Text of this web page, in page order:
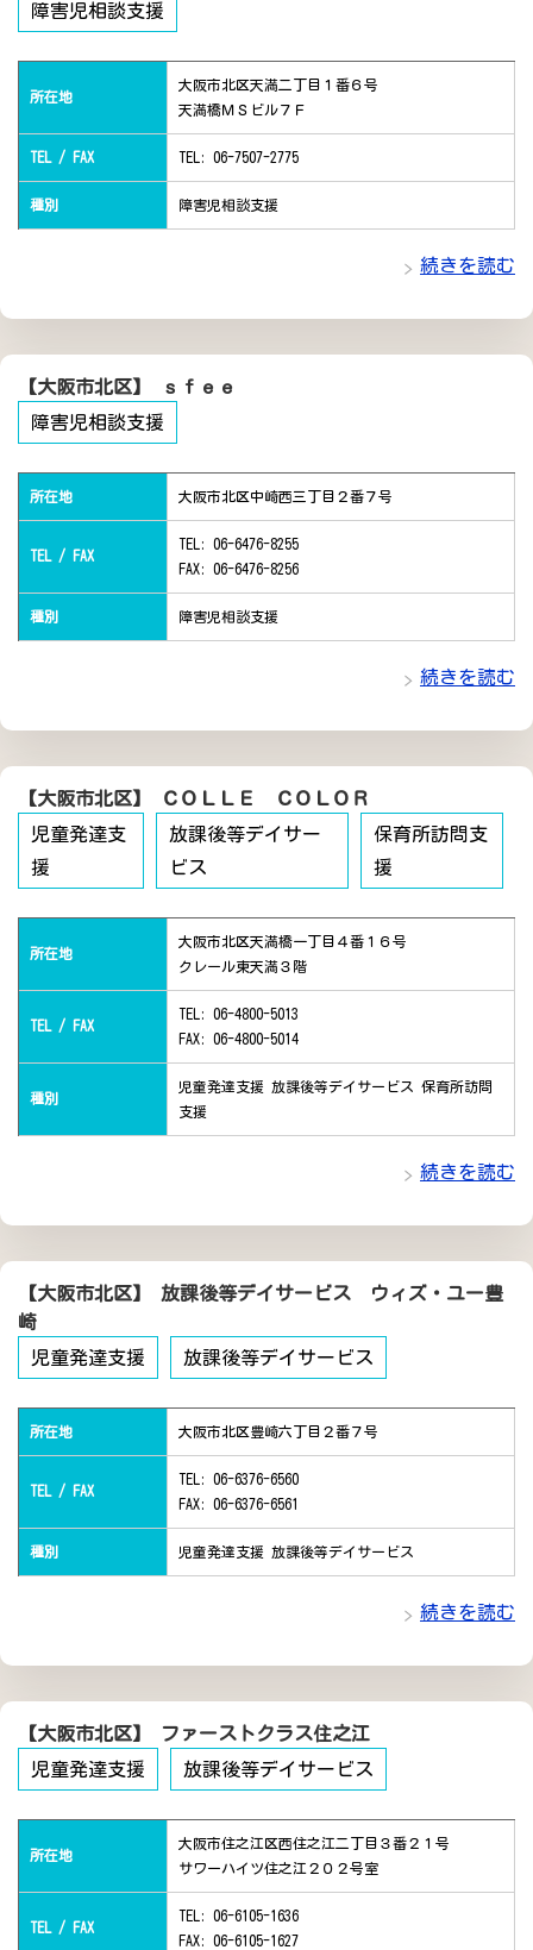
障害児相談支援
所在地
大阪市北区天満二丁目１番６号
天満橋ＭＳビル７Ｆ
TEL / FAX TEL: 06-7507-2775
種別 障害児相談支援
続きを読む
【大阪市北区】 ｓｆｅｅ
障害児相談支援
所在地 大阪市北区中崎西三丁目２番７号
TEL / FAX
TEL: 06-6476-8255
FAX: 06-6476-8256
種別 障害児相談支援
続きを読む
【大阪市北区】 ＣＯＬＬＥ ＣＯＬＯＲ
児童発達支
援
放課後等デイサー
ビス
保育所訪問支
援
所在地
大阪市北区天満橋一丁目４番１６号
クレール東天満３階
TEL / FAX
TEL: 06-4800-5013
FAX: 06-4800-5014
種別
児童発達支援 放課後等デイサービス 保育所訪問
支援
続きを読む
【大阪市北区】 放課後等デイサービス ウィズ・ユー豊
崎
児童発達支援
放課後等デイサービス
所在地 大阪市北区豊崎六丁目２番７号
TEL / FAX
TEL: 06-6376-6560
FAX: 06-6376-6561
種別 児童発達支援 放課後等デイサービス
続きを読む
【大阪市北区】 ファーストクラス住之江
児童発達支援
放課後等デイサービス
所在地
大阪市住之江区西住之江二丁目３番２１号
サワーハイツ住之江２０２号室
TEL / FAX
TEL: 06-6105-1636
FAX: 06-6105-1627